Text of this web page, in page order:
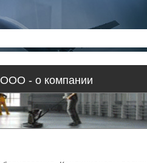
- о компании